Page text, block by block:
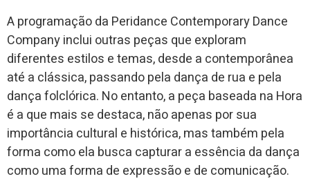
A programação da Peridance Contemporary Dance
Company inclui outras peças que exploram
diferentes estilos e temas, desde a contemporânea
até a clássica, passando pela dança de rua e pela
dança folclórica. No entanto, a peça baseada na Hora
é a que mais se destaca, não apenas por sua
importância cultural e histórica, mas também pela
forma como ela busca capturar a essência da dança
como uma forma de expressão e de comunicação.